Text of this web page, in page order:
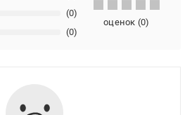
(0)
(0)
оценок (0)